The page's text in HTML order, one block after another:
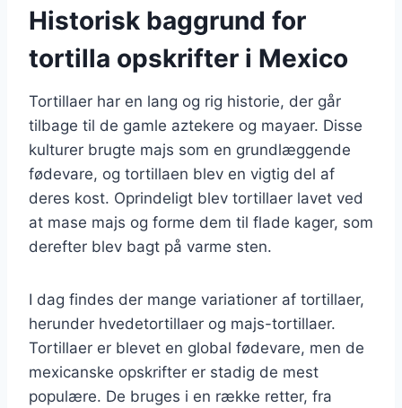
Historisk baggrund for
tortilla opskrifter i Mexico
Tortillaer har en lang og rig historie, der går
tilbage til de gamle aztekere og mayaer. Disse
kulturer brugte majs som en grundlæggende
fødevare, og tortillaen blev en vigtig del af
deres kost. Oprindeligt blev tortillaer lavet ved
at mase majs og forme dem til flade kager, som
derefter blev bagt på varme sten.
I dag findes der mange variationer af tortillaer,
herunder hvedetortillaer og majs-tortillaer.
Tortillaer er blevet en global fødevare, men de
mexicanske opskrifter er stadig de mest
populære. De bruges i en række retter, fra